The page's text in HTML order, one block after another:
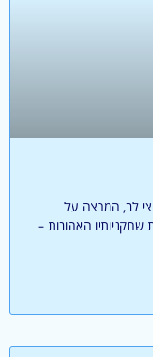
לב, המרצה על
שחקניותיו האהובות –